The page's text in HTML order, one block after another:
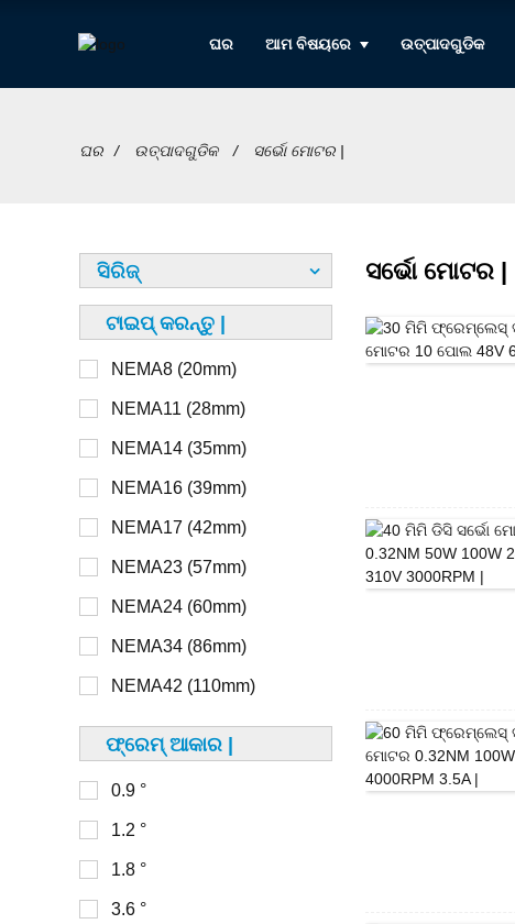
ଘର ଆମ ବିଷୟରେ ଉତ୍ପାଦଗୁଡିକ
ଘର ଉତ୍ପାଦଗୁଡିକ ସର୍ଭୋ ମୋଟର |
ସିରିଜ୍
ଟାଇପ୍ କରନ୍ତୁ |
NEMA8 (20mm)
NEMA11 (28mm)
NEMA14 (35mm)
NEMA16 (39mm)
NEMA17 (42mm)
NEMA23 (57mm)
NEMA24 (60mm)
NEMA34 (86mm)
NEMA42 (110mm)
ଫ୍ରେମ୍ ଆକାର |
0.9 °
1.2 °
1.8 °
3.6 °
12V
24V
36V
48V
> 48V
28 ମିମି
30 ମିମି
32 ମିମି
33 ମିମି
36 ମିମି
ଅଣ ବନ୍ଦୀ |
ବନ୍ଦୀ
ବାହ୍ୟ
ସର୍ଭୋ ମୋଟର |